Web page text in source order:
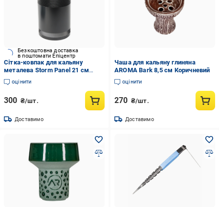
Безкоштовна доставка
в поштомати Епіцентр
Сітка-ковпак для кальяну
металева Storm Panel 21 см
Чорний
оцінити
300 ₴/шт.
Доставимо
Чаша для кальяну глиняна
AROMA Bark 8,5 см Коричневий
оцінити
270 ₴/шт.
Доставимо